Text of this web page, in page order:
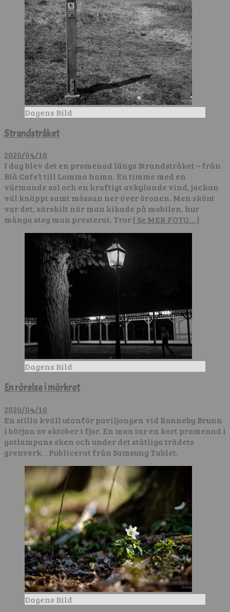
Dagens Bild
Strandstråket
2020/04/10
I dag blev det en promenad längs Strandstråket – från
Blå Cafe’t till Lomma hamn. En timme med en
värmande sol och en kraftigt avkylande vind, jackan
väl knäppt samt mössan ner över öronen. Men skönt
var det, särskilt när man kikade på mobilen, hur
många steg man presterat. Tror[ Se MER FOTO… ]
Dagens Bild
En rörelse i mörkret
2020/04/10
En stilla kväll utanför paviljongen vid Ronneby Brunn
i början av oktober i fjor. En man tar en kort promenad i
gatlampans sken och under det ståtliga trädets
grenverk. . Publicerat från Samsung Tablet.
Dagens Bild